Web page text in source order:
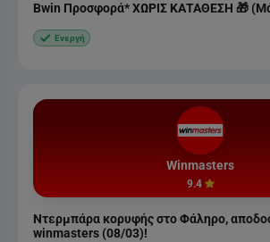
Bwin Προσφορά* ΧΩΡΙΣ ΚΑΤΑΘΕΣΗ 🎁
Ενεργή
Winmasters
9.4
Ντερμπάρα κορυφής στο Φάληρο,
winmasters (08/03)!